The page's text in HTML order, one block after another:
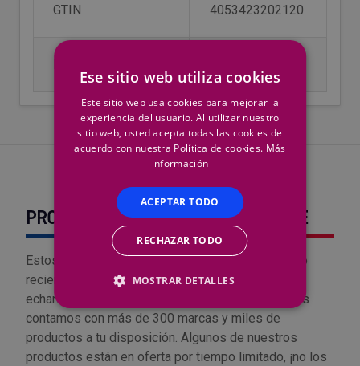
GTIN 4053423202120
PRODUCTOS VISTOS RECIENTEMENTE
Estos son algunos de los productos que has visto
recientemente. ¿Seguro que no quieres volver a
echarles un vistazo? Recuerda que en Suministros
contamos con más de 300 marcas y miles de
productos a tu disposición. Algunos de nuestros
productos están en oferta por tiempo limitado, ¡no los
Outlet Técnica de fluidos
Outlet Tiradores y manillas
Outlet Transmisiones
Outlet Utillajes y accesorios para maquinaria
Outlet Ventilación y calefacción
Outlet Vestuario Laboral y Seguridad
Ese sitio web utiliza cookies
Este sitio web usa cookies para mejorar la
experiencia del usuario. Al utilizar nuestro
sitio web, usted acepta todas las cookies de
acuerdo con nuestra Política de cookies. Más
información
ACEPTAR TODO
RECHAZAR TODO
MOSTRAR DETALLES